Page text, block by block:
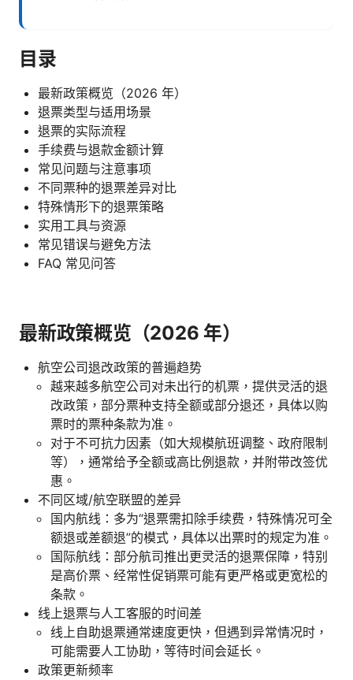
目录
最新政策概览（2026 年）
退票类型与适用场景
退票的实际流程
手续费与退款金额计算
常见问题与注意事项
不同票种的退票差异对比
特殊情形下的退票策略
实用工具与资源
常见错误与避免方法
FAQ 常见问答
最新政策概览（2026 年）
航空公司退改政策的普遍趋势
越来越多航空公司对未出行的机票，提供灵活的退
改政策，部分票种支持全额或部分退还，具体以购
票时的票种条款为准。
对于不可抗力因素（如大规模航班调整、政府限制
等），通常给予全额或高比例退款，并附带改签优
惠。
不同区域/航空联盟的差异
国内航线：多为“退票需扣除手续费，特殊情况可全
额退或差额退”的模式，具体以出票时的规定为准。
国际航线：部分航司推出更灵活的退票保障，特别
是高价票、经常性促销票可能有更严格或更宽松的
条款。
线上退票与人工客服的时间差
线上自助退票通常速度更快，但遇到异常情况时，
可能需要人工协助，等待时间会延长。
政策更新频率